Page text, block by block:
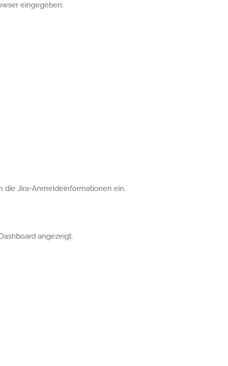
eingegeben:
die Jira-Anmeldeinformationen ein.
angezeigt.